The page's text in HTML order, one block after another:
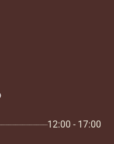
12:00 - 17:00